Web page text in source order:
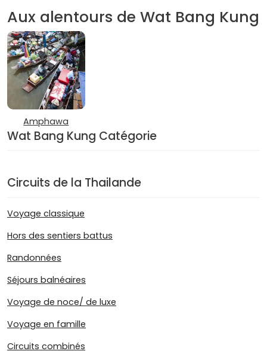
Aux alentours de Wat Bang Kung
Amphawa
Wat Bang Kung Catégorie
Circuits de la Thailande
Voyage classique
Hors des sentiers battus
Randonnées
Séjours balnéaires
Voyage de noce/ de luxe
Voyage en famille
Circuits combinés